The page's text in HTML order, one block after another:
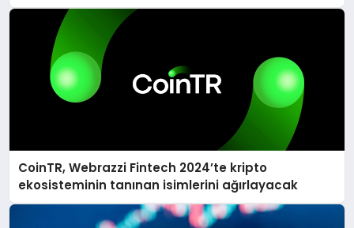
CoinTR, Webrazzi Fintech 2024’te kripto
ekosisteminin tanınan isimlerini ağırlayacak